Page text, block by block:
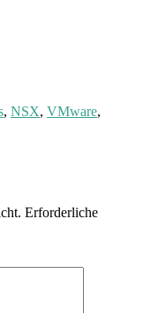
, NSX, VMware,
Erforderliche